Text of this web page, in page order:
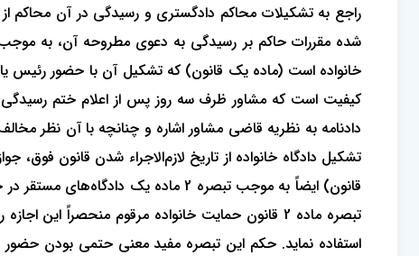
کیفیت است که مشاور ظرف سه روز پس از اعلام ختم رسیدگی
تشکیل دادگاه خانواده از تاریخ لازم‌الاجراء شدن قانون
قانون) ایضاً به موجب تبصره 2 ماده
تبصره ماده 2 قانون حمایت خانواده مرقوم
استفاده نماید. حکم این تبصره مفید معنی حتمی بودن حضور